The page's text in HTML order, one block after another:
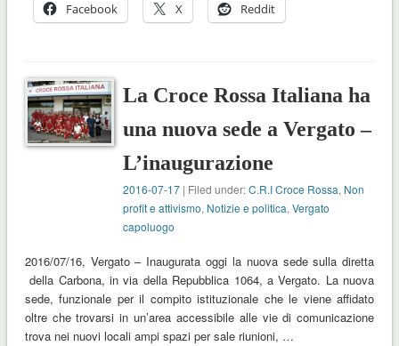
Facebook X Reddit
La Croce Rossa Italiana ha
una nuova sede a Vergato –
L’inaugurazione
2016-07-17 | Filed under:C.R.I Croce Rossa, Non
profit e attivismo, Notizie e politica,Vergato
capoluogo
2016/07/16, Vergato – Inaugurata oggi la nuova sede sulla diretta
della Carbona, in via della Repubblica 1064, a Vergato. La nuova
sede, funzionale per il compito istituzionale che le viene affidato
oltre che trovarsi in un’area accessibile alle vie di comunicazione
trova nei nuovi locali ampi spazi per sale riunioni, …